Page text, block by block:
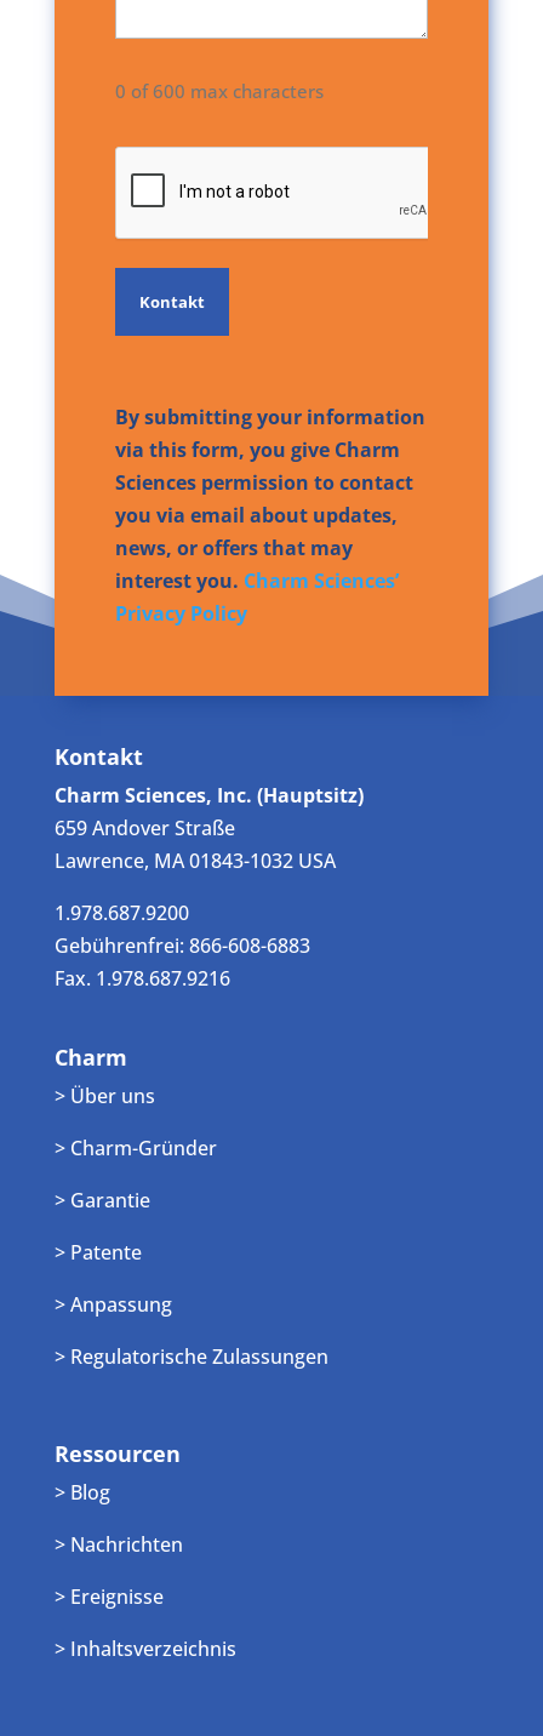
0 of 600 max characters
By submitting your information
via this form, you give Charm
Sciences permission to contact
you via email about updates,
news, or offers that may
interest you. Charm Sciences’
Privacy Policy
Kontakt
Charm Sciences, Inc. (Hauptsitz)
659 Andover Straße
Lawrence, MA 01843-1032 USA
1.978.687.9200
Gebührenfrei: 866-608-6883
Fax. 1.978.687.9216
Charm
> Über uns
> Charm-Gründer
> Garantie
> Patente
> Anpassung
> Regulatorische Zulassungen
Ressourcen
> Blog
> Nachrichten
> Ereignisse
> Inhaltsverzeichnis